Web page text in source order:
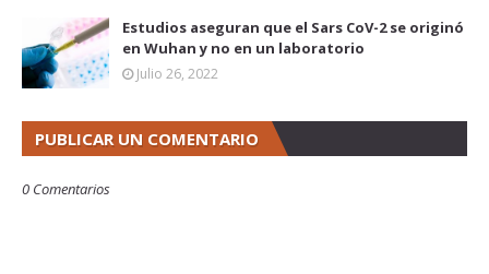
Estudios aseguran que el Sars CoV-2 se originó
en Wuhan y no en un laboratorio
Julio 26, 2022
PUBLICAR UN COMENTARIO
0 Comentarios